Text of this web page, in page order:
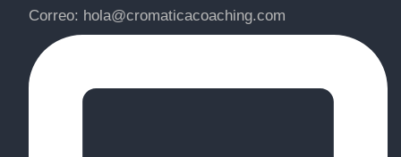
Correo: hola@cromaticacoaching.com